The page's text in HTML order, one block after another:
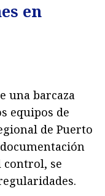
en
una barcaza
equipos de
de Puerto
se